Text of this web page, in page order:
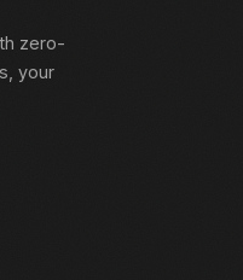
zero-
your